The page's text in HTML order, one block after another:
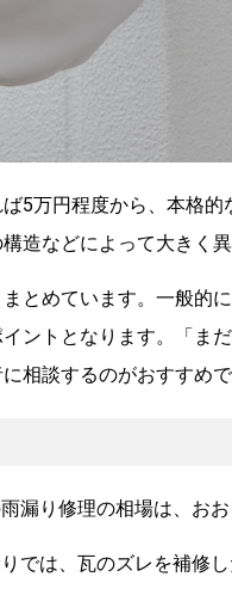
5万円程度から、本格
造などによって大きく
とめています。一般的
ントとなります。「ま
相談するのがおすすめで
漏り修理の相場は、お
では、瓦のズレを補修